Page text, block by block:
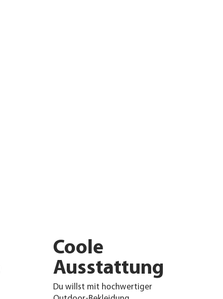
Coole
Ausstattung
Du willst mit hochwertiger